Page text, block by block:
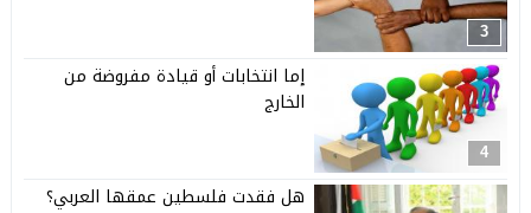
3
4
إما انتخابات أو قيادة مفروضة من
الخارج
هل فقدت فلسطين عمقها العربي؟